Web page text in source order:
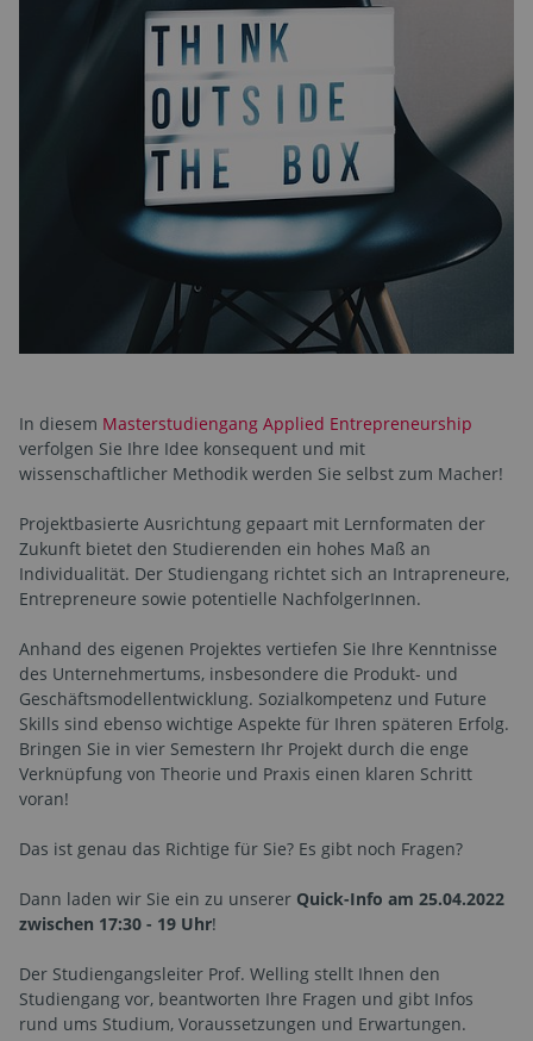
In diesem Masterstudiengang Applied Entrepreneurship
verfolgen Sie Ihre Idee konsequent und mit
wissenschaftlicher Methodik werden Sie selbst zum Macher!
Projektbasierte Ausrichtung gepaart mit Lernformaten der
Zukunft bietet den Studierenden ein hohes Maß an
Individualität. Der Studiengang richtet sich an Intrapreneure,
Entrepreneure sowie potentielle NachfolgerInnen.
Anhand des eigenen Projektes vertiefen Sie Ihre Kenntnisse
des Unternehmertums, insbesondere die Produkt- und
Geschäftsmodellentwicklung. Sozialkompetenz und Future
Skills sind ebenso wichtige Aspekte für Ihren späteren Erfolg.
Bringen Sie in vier Semestern Ihr Projekt durch die enge
Verknüpfung von Theorie und Praxis einen klaren Schritt
voran!
Das ist genau das Richtige für Sie? Es gibt noch Fragen?
Dann laden wir Sie ein zu unserer Quick-Info am 25.04.2022
zwischen 17:30 - 19 Uhr!
Der Studiengangsleiter Prof. Welling stellt Ihnen den
Studiengang vor, beantworten Ihre Fragen und gibt Infos
rund ums Studium, Voraussetzungen und Erwartungen.